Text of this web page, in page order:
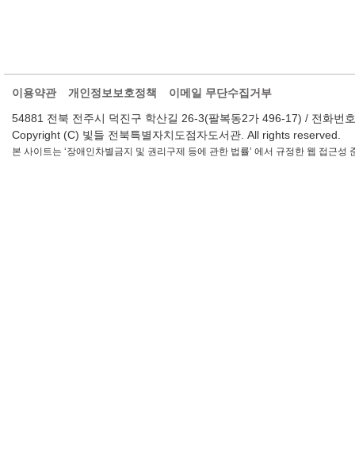
이용약관 개인정보보호정책
이메일 무단수집거부
54881 전북 전주시 덕진구 학산길 26-3(팔복동2가 496-17) / 전화
Copyright (C) 빛들 전북특별자치도점자도서관. All rights reserved.
본 사이트는 ‘장애인차별금지 및 권리구제 등에 관한 법률’ 에서 규정한 웹 접근